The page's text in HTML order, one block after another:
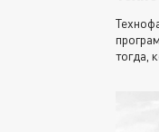
тогда,